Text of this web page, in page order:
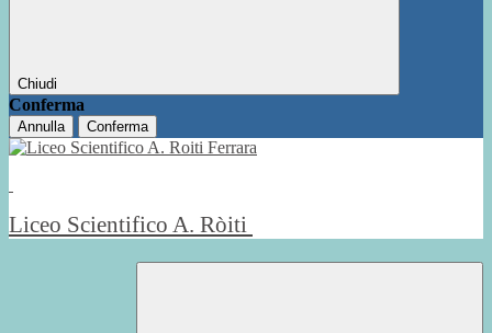
Chiudi
Conferma
Annulla Conferma
Liceo Scientifico A. Ròiti